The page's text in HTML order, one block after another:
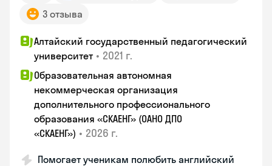
3 отзыва
Алтайский государственный педагогический
университет • 2021 г.
Образовательная автономная
некоммерческая организация
дополнительного профессионального
образования «СКАЕНГ» (ОАНО ДПО
«СКАЕНГ») • 2026 г.
Помогает ученикам полюбить английский